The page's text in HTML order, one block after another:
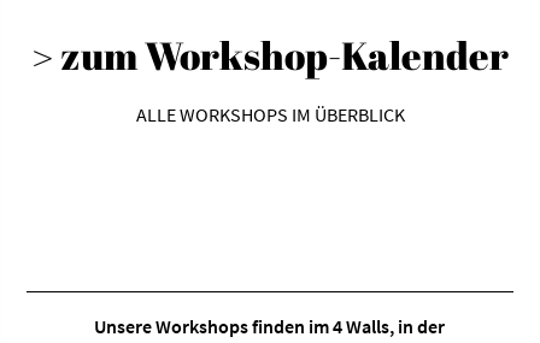
> zum Workshop-Kalender
ALLE WORKSHOPS IM ÜBERBLICK
Unsere Workshops finden im4 Walls, in der